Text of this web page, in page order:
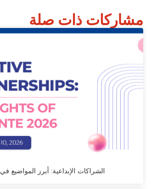
مشاركات ذات صلة
الشراكات الإبداعية: أبرز المواضيع في Ambiente 2026